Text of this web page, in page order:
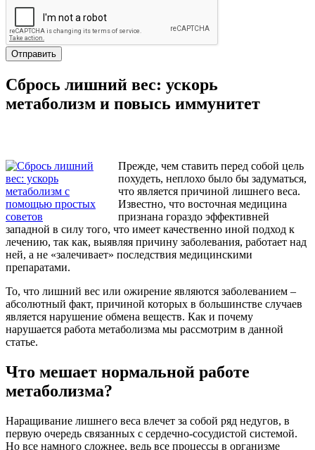
Отправить
Сбрось лишний вес: ускорь
метаболизм и повысь иммунитет
Прежде, чем ставить перед собой цель
похудеть, неплохо было бы задуматься,
что является причиной лишнего веса.
Известно, что восточная медицина
признана гораздо эффективней
западной в силу того, что имеет качественно иной подход к
лечению, так как, выявляя причину заболевания, работает над
ней, а не «залечивает» последствия медицинскими
препаратами.
То, что лишний вес или ожирение являются заболеванием –
абсолютный факт, причиной которых в большинстве случаев
является нарушение обмена веществ. Как и почему
нарушается работа метаболизма мы рассмотрим в данной
статье.
Что мешает нормальной работе
метаболизма?
Наращивание лишнего веса влечет за собой ряд недугов, в
первую очередь связанных с сердечно-сосудистой системой.
Но все намного сложнее, ведь все процессы в организме